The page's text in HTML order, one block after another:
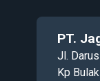
PT.
Jl.
Kp